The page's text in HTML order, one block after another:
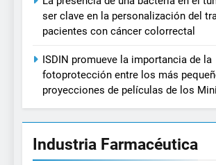
ser clave en la personalización del
pacientes con cáncer colorrectal
ISDIN promueve la importancia de la
fotoprotección entre los más
proyecciones de películas de los
Industria Farmacéutica